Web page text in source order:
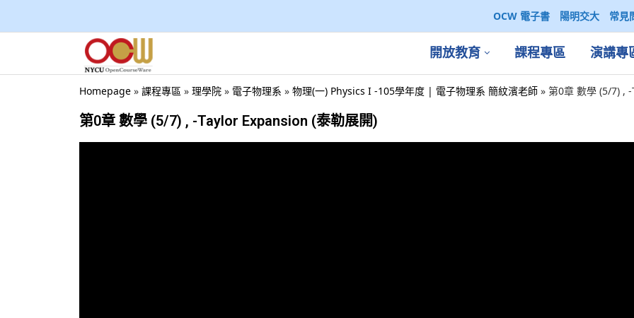
OCW 電子書 陽明交大 常見
開放教育 課程專區 演講專
Homepage » 課程專區 » 理學院 » 電子物理系 » 物理(一) Physics I -105學年度 | 電子物理系 簡紋濱老師 » 第0章 數學 (5/7) ,
第0章 數學 (5/7) , -Taylor Expansion (泰勒展開)